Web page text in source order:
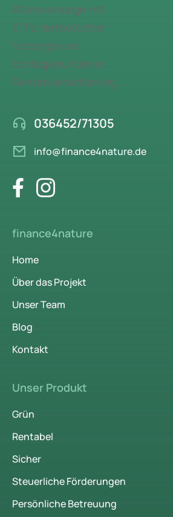
036452/71305
info@finance4nature.de
finance4nature
Home
Über das Projekt
Unser Team
Blog
Kontakt
Unser Produkt
Grün
Rentabel
Sicher
Steuerliche Förderungen
Persönliche Betreuung